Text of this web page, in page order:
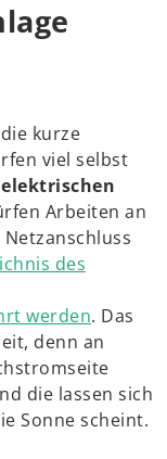
kurze
viel selbst
elektrischen
Arbeiten an
des
werden. Das
denn an
die lassen sich
Sonne scheint.